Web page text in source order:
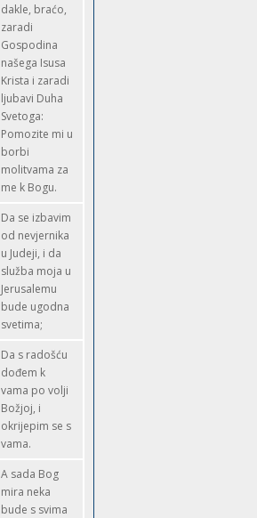
dakle, braćo,
zaradi
Gospodina
našega Isusa
Krista i zaradi
ljubavi Duha
Svetoga:
Pomozite mi u
borbi
molitvama za
me k Bogu.
Da se izbavim
od nevjernika
u Judeji, i da
služba moja u
Jerusalemu
bude ugodna
svetima;
Da s radošću
dođem k
vama po volji
Božjoj, i
okrijepim se s
vama.
A sada Bog
mira neka
bude s svima